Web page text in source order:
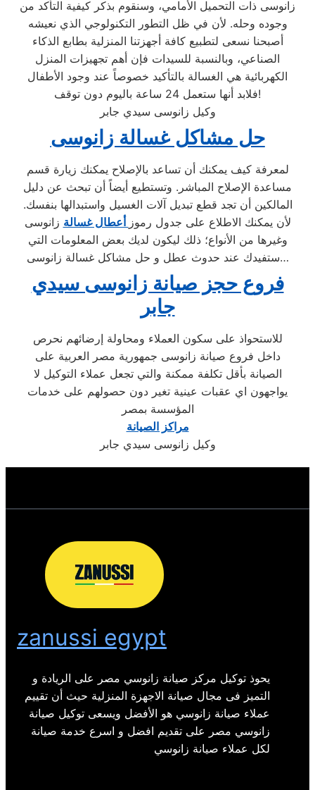
زانوسى ذات التحميل الأمامي، وسنقوم بذكر كيفية التأكد من
وجوده وحله. لأن في ظل التطور التكنولوجي الذي نعيشه
أصبحنا نسعى لتطبيع كافة أجهزتنا المنزلية بطابع الذكاء
الصناعي، وبالنسبة للسيدات فإن أهم تجهيزات المنزل
الكهربائية هي الغسالة بالتأكيد خصوصاً عند وجود الأطفال
فلابد أنها ستعمل 24 ساعة باليوم دون توقف!
وكيل زانوسى سيدي جابر
حل مشاكل غسالة زانوسى
لمعرفة كيف يمكنك أن تساعد بالإصلاح يمكنك زيارة قسم
مساعدة الإصلاح المباشر. وتستطيع أيضاً أن تبحث عن دليل
المالكين أن تجد قطع تبديل آلات الغسيل واستبدالها بنفسك.
لأن يمكنك الاطلاع على جدول رموز أعطال غسالة زانوسى
وغيرها من الأنواع؛ ذلك ليكون لديك بعض المعلومات التي
ستفيدك عند حدوث عطل و حل مشاكل غسالة زانوسى…
فروع حجز صيانة زانوسى سيدي
جابر
للاستحواذ على سكون العملاء ومحاولة إرضائهم نحرص
داخل فروع صيانة زانوسى جمهورية مصر العربية على
الصيانة بأقل تكلفة ممكنة والتي تجعل عملاء التوكيل لا
يواجهون اي عقبات عينية تغير دون حصولهم على خدمات
المؤسسة بمصر
مراكز الصيانة
وكيل زانوسى سيدي جابر
zanussi egypt
يحوذ توكيل مركز صيانة زانوسي مصر على الريادة و
التميز فى مجال صيانة الاجهزة المنزلية حيث أن تقييم
عملاء صيانة زانوسي هو الأفضل ويسعى توكيل صيانة
زانوسي مصر على تقديم افضل و اسرع خدمة صيانة
لكل عملاء صيانة زانوسي